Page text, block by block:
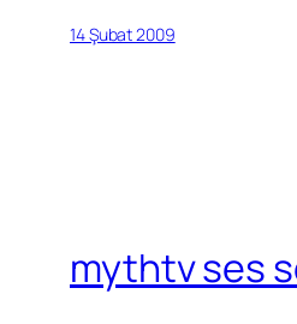
14 Şubat 2009
mythtv ses